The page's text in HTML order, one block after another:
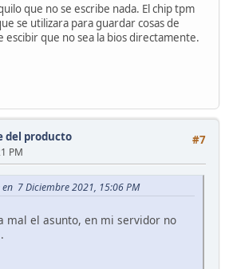
que no se escribe nada. El chip tpm
se utilizara para guardar cosas de
escibir que no sea la bios directamente.
#7
del producto
PM
en 7 Diciembre 2021, 15:06 PM
mal el asunto, en mi servidor no